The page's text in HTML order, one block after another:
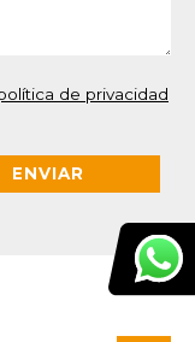
de privacidad